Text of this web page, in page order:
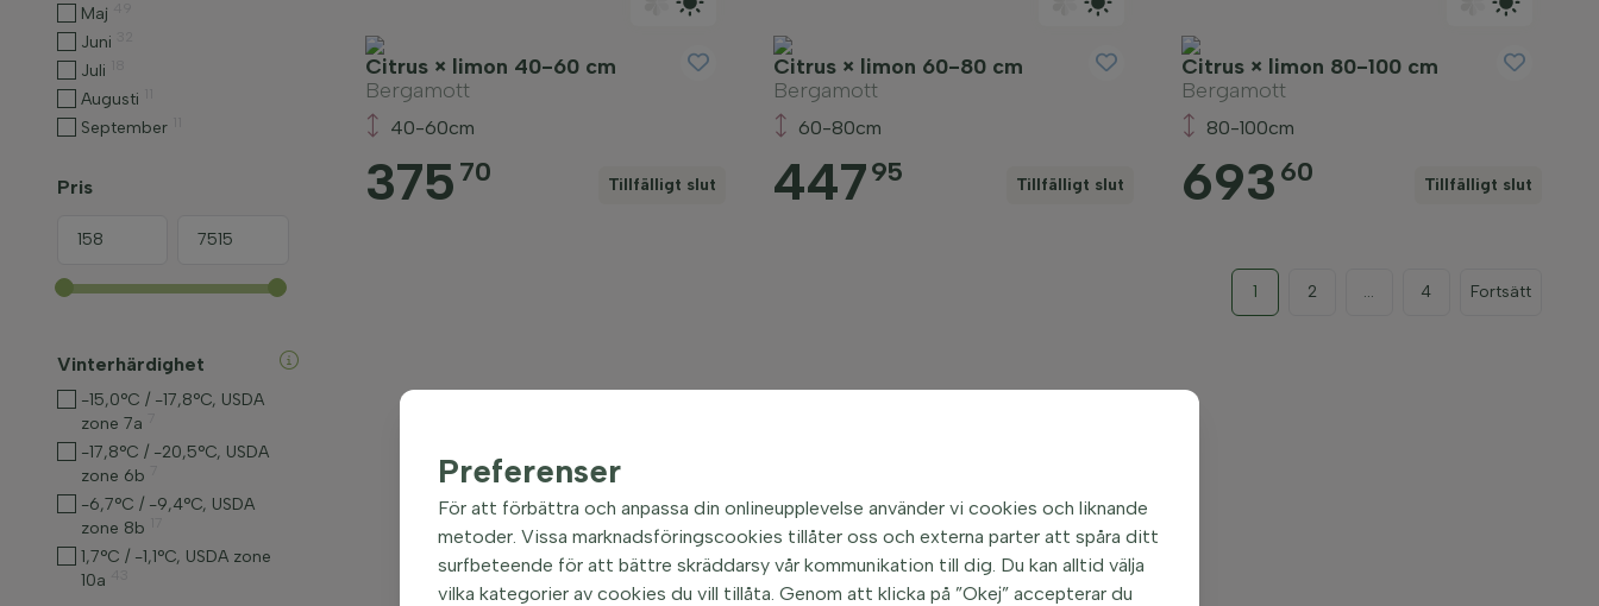
Maj
Juni
Juli
Augusti
September
Pris
Vinterhärdighet
-15,0°C / -17,8°C, USDA
zone 7a
-17,8°C / -20,5°C, USDA
zone 6b
-6,7°C / -9,4°C, USDA
zone 8b
1,7°C / -1,1°C, USDA zone
10a
Citrus × limon 40-60 cm
Bergamott
40-60cm
375 70 Tillfälligt slut
Citrus × limon 60-80 cm
Bergamott
60-80cm
44795 Tillfälligt slut
Citrus × limon 80-100 cm
Bergamott
80-100cm
693 60 Tillfälligt slut
1 2 ... 4 Fortsätt
Preferenser
För att förbättra och anpassa din onlineupplevelse använder vi cookies och liknande
metoder. Vissa marknadsföringscookies tillåter oss och externa parter att spåra ditt
surfbeteende för att bättre skräddarsy vår kommunikation till dig. Du kan alltid välja
vilka kategorier av cookies du vill tillåta. Genom att klicka på ”Okej” accepterar du